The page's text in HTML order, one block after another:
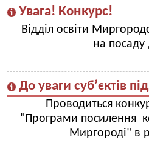
Увага! Конкурс!
Відділ освіти
на
До уваги суб’єктів
Проводиться
"Програми посилення
Миргороді" в